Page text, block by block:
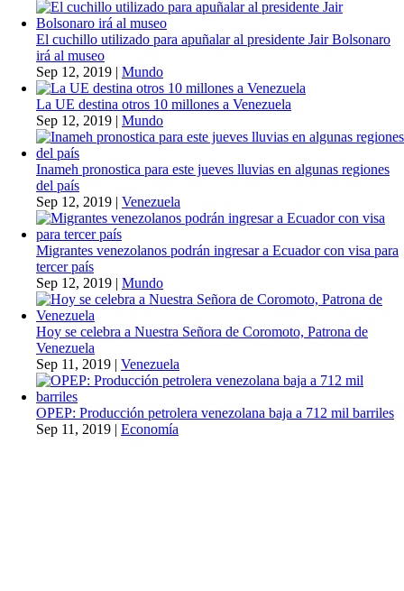
El cuchillo utilizado para apuñalar al presidente Jair Bolsonaro
irá al museo
Sep 12, 2019 | Mundo
La UE destina otros 10 millones a Venezuela
Sep 12, 2019 | Mundo
Inameh pronostica para este jueves lluvias en algunas regiones
del país
Sep 12, 2019 | Venezuela
Migrantes venezolanos podrán ingresar a Ecuador con visa para
tercer país
Sep 12, 2019 | Mundo
Hoy se celebra a Nuestra Señora de Coromoto, Patrona de
Venezuela
Sep 11, 2019 | Venezuela
OPEP: Producción petrolera venezolana baja a 712 mil barriles
Sep 11, 2019 | Economía